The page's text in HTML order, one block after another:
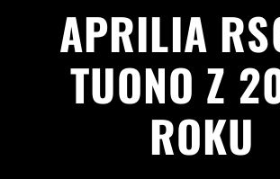
APRILIA
TUONO Z
ROKU